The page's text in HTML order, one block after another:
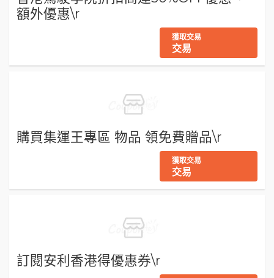
額外優惠\r
獲取交易
交易
購買集運王專區 物品 領免費贈品\r
獲取交易
交易
訂閱安利香港得優惠券\r